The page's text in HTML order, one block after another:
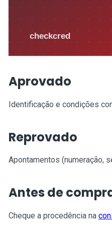
Aprovado
Identificação e condições
Reprovado
Apontamentos (numeração,
Antes de
Cheque a procedência na